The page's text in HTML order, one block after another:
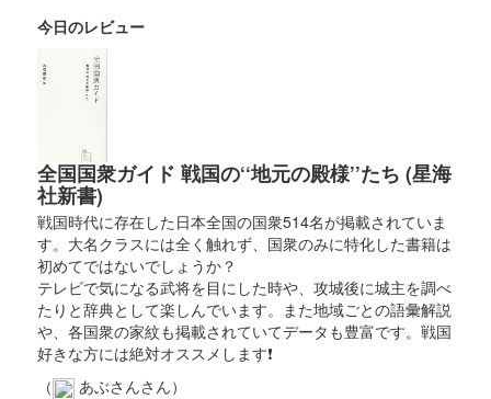
白鷺の画像がデザインされている。
姫路城 御城印
ョン「衣」
販売終了
大阪・関西万博の開幕にあわせて販売された大阪・関西万博の公
式キャラクター「ミャクミャク」と姫路市の公式キャラクター
「しろまるひめ」のコラボ御城印。御城印・フレーム・説明書き
（日本語、英語）のセットで、……
姫路城 御城印 大阪・関西万博と姫路城コラボレーシ
今日のレビュー
全国国衆ガイド 戦国の‘‘地元の殿様’’たち (星海
社新書)
戦国時代に存在した日本全国の国衆514名が掲載されていま
す。大名クラスには全く触れず、国衆のみに特化した書籍は
初めてではないでしょうか？
テレビで気になる武将を目にした時や、攻城後に城主を調べ
たりと辞典として楽しんでいます。また地域ごとの語彙解説
や、各国衆の家紋も掲載されていてデータも豊富です。戦国
好きな方には絶対オススメします❗
（
あぶさんさん）